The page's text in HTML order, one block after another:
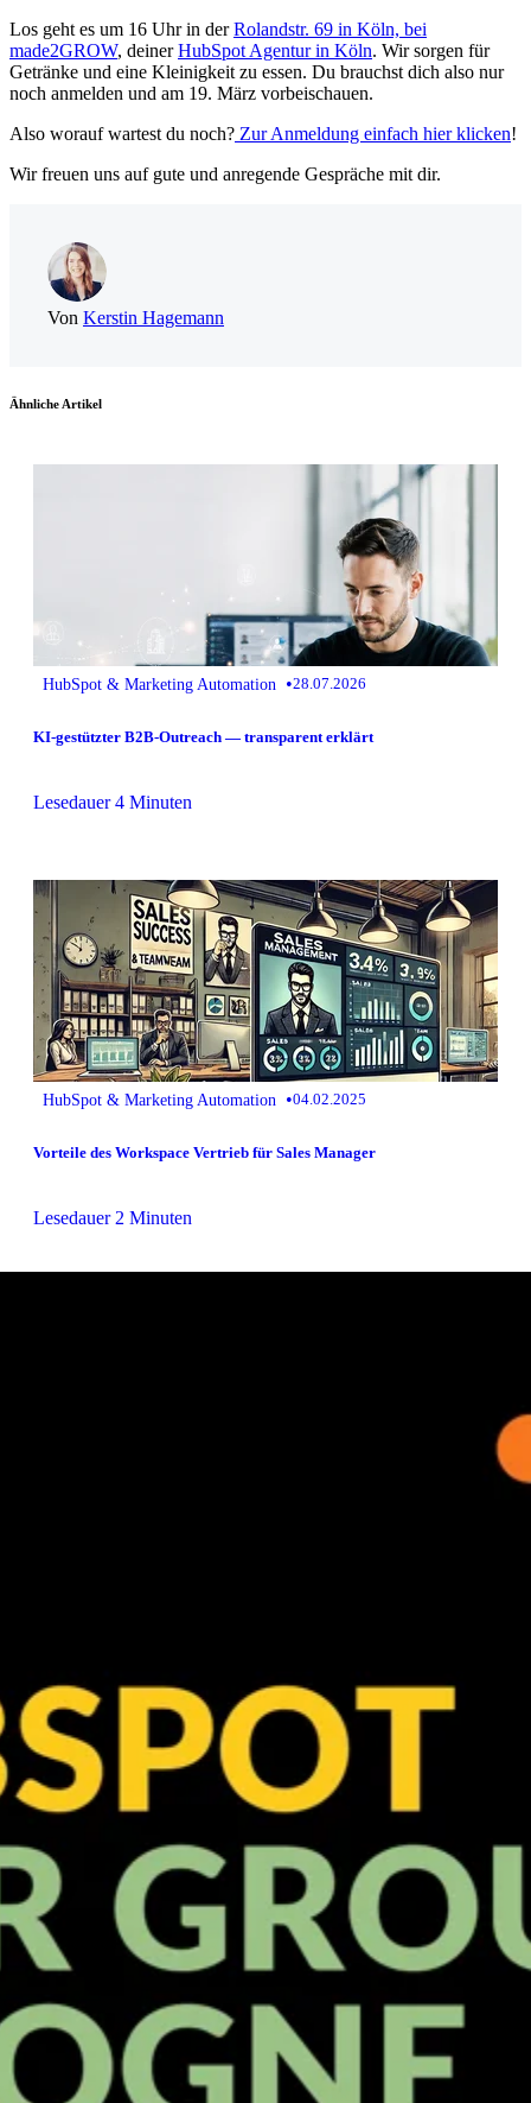
Los geht es um 16 Uhr in derRolandstr. 69 in Köln, bei
made2GROW, deinerHubSpot Agentur in Köln. Wir sorgen für
Getränke und eine Kleinigkeit zu essen. Du brauchst dich also nur
noch anmelden und am 19. März vorbeischauen.
Also worauf wartest du noch? Zur Anmeldung einfach hier klicken!
Wir freuen uns auf gute und anregende Gespräche mit dir.
Von Kerstin Hagemann
Ähnliche Artikel
HubSpot & Marketing Automation •28.07.2026
KI-gestützter B2B-Outreach — transparent erklärt
Lesedauer 4 Minuten
HubSpot & Marketing Automation •04.02.2025
Vorteile des Workspace Vertrieb für Sales Manager
Lesedauer 2 Minuten